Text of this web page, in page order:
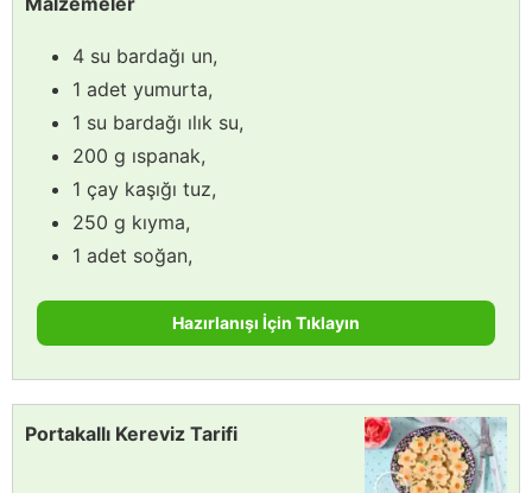
4 su bardağı un,
1 adet yumurta,
1 su bardağı ılık su,
200 g ıspanak,
1 çay kaşığı tuz,
250 g kıyma,
1 adet soğan,
Hazırlanışı İçin Tıklayın
Portakallı Kereviz Tarifi